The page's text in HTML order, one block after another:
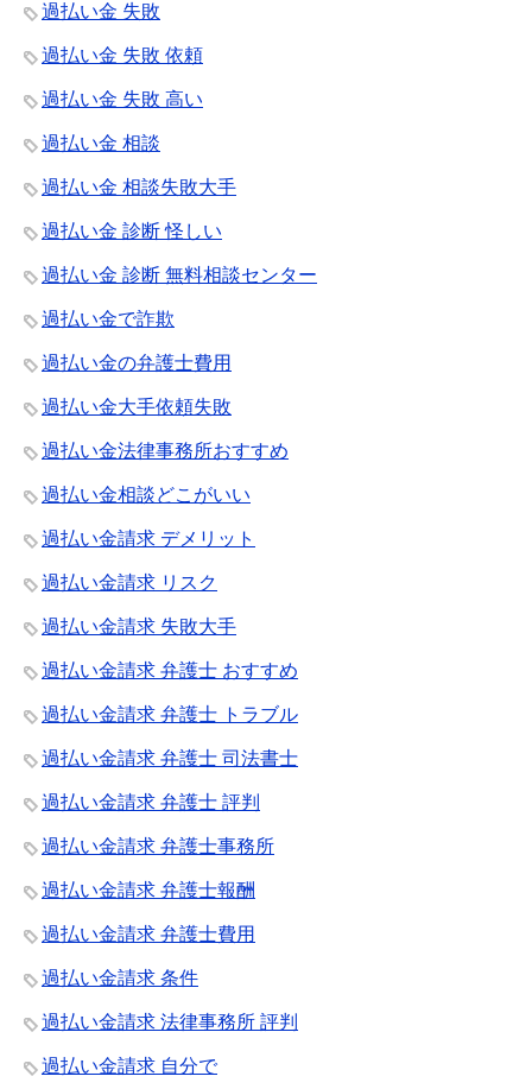
過払い金 失敗
過払い金 失敗 依頼
過払い金 失敗 高い
過払い金 相談
過払い金 相談失敗大手
過払い金 診断 怪しい
過払い金 診断 無料相談センター
過払い金で詐欺
過払い金の弁護士費用
過払い金大手依頼失敗
過払い金法律事務所おすすめ
過払い金相談どこがいい
過払い金請求 デメリット
過払い金請求 リスク
過払い金請求 失敗大手
過払い金請求 弁護士 おすすめ
過払い金請求 弁護士 トラブル
過払い金請求 弁護士 司法書士
過払い金請求 弁護士 評判
過払い金請求 弁護士事務所
過払い金請求 弁護士報酬
過払い金請求 弁護士費用
過払い金請求 条件
過払い金請求 法律事務所 評判
過払い金請求 自分で